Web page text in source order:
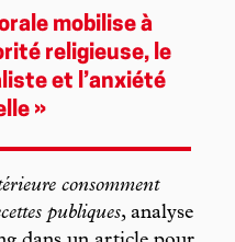
mobilise à
religieuse, le
et l’anxiété
»
consomment
publiques, analyse